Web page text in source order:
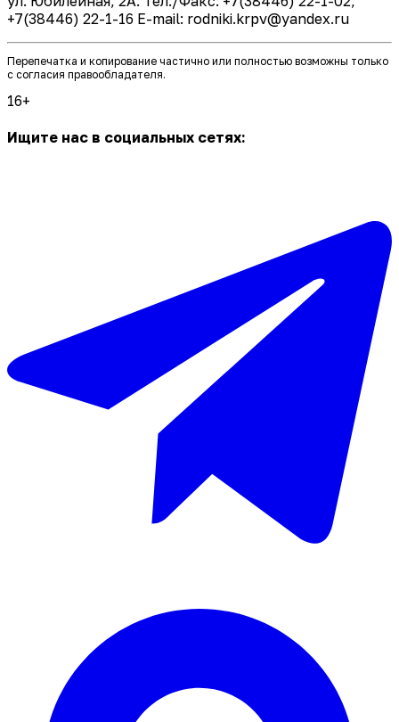
+7(38446) 22-1-16 E-mail: rodniki.krpv@yandex.ru
Перепечатка и копирование частично или полностью возможны только
с согласия правообладателя.
16+
Ищите нас в социальных сетях: